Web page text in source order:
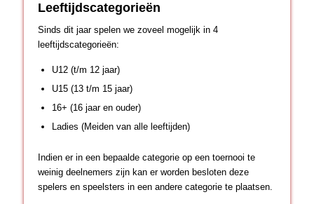
Leeftijdscategorieën
Sinds dit jaar spelen we zoveel mogelijk in 4
leeftijdscategorieën:
U12 (t/m 12 jaar)
U15 (13 t/m 15 jaar)
16+ (16 jaar en ouder)
Ladies (Meiden van alle leeftijden)
Indien er in een bepaalde categorie op een toernooi te
weinig deelnemers zijn kan er worden besloten deze
spelers en speelsters in een andere categorie te plaatsen.